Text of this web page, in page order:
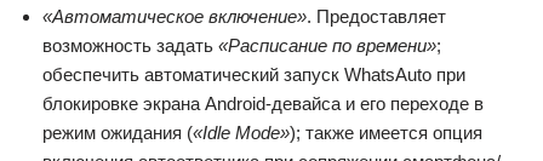
«Автоматическое включение». Предоставляет
возможность задать «Расписание по времени»;
обеспечить автоматический запуск WhatsAuto при
блокировке экрана Android-девайса и его переходе в
режим ожидания («Idle Mode»); также имеется опция